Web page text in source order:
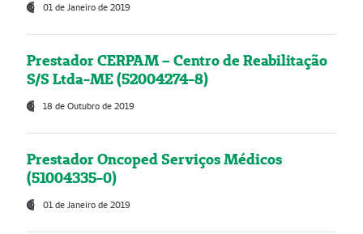
01 de Janeiro de 2019
Prestador CERPAM – Centro de Reabilitação
S/S Ltda-ME (52004274-8)
18 de Outubro de 2019
Prestador Oncoped Serviços Médicos
(51004335-0)
01 de Janeiro de 2019